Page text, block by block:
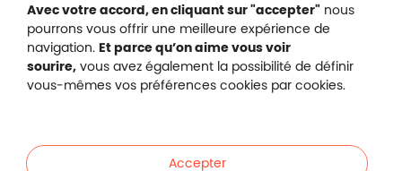
Malakoff Humanis sur Facebook
Malakoff Humanis sur YouTube
Malakoff Humanis sur X
Malakoff Humanis
Malakoff Humanis à vos côtés.
Avec votre accord, en cliquant sur "accepter" nous
pourrons vous offrir une meilleure expérience de
navigation. Et parce qu’on aime vous voir
sourire, vous avez également la possibilité de définir
vous-mêmes vos préférences cookies par cookies.
Accepter